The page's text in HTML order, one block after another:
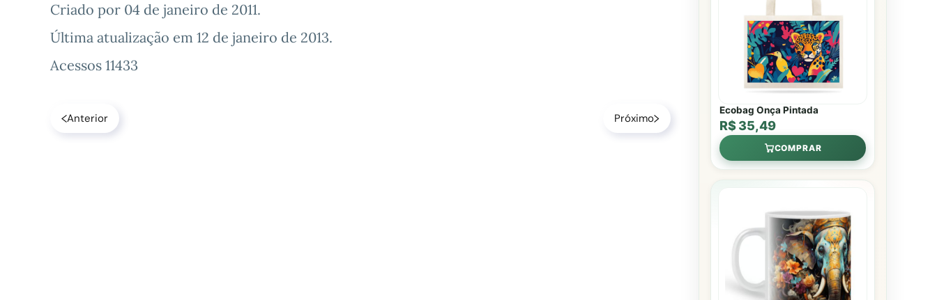
Criado por 04 de janeiro de 2011.
Última atualização em 12 de janeiro de 2013.
Acessos 11433
Anterior Próximo
Ecobag Onça Pintada
R$ 35,49
COMPRAR